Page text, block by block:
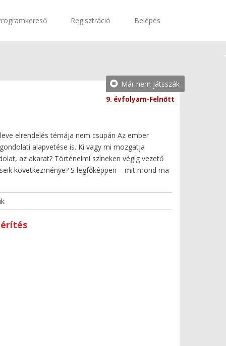
Regisztráció Belépés
elrendelés témája nem csupán Az ember
alapvetése is. Ki vagy mi mozgatja
az akarat? Történelmi színeken végig vezető
következménye? S legfőképpen – mit mond ma
Már nem játsszák
9. évfolyam-Felnőtt